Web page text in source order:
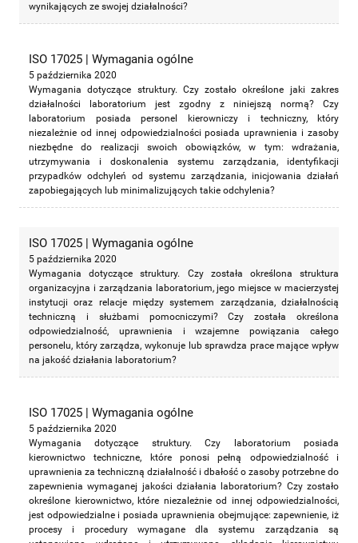
wynikających ze swojej działalności?
ISO 17025 | Wymagania ogólne
5 października 2020
Wymagania dotyczące struktury. Czy zostało określone jaki zakres
działalności laboratorium jest zgodny z niniejszą normą? Czy
laboratorium posiada personel kierowniczy i techniczny, który
niezależnie od innej odpowiedzialności posiada uprawnienia i zasoby
niezbędne do realizacji swoich obowiązków, w tym: wdrażania,
utrzymywania i doskonalenia systemu zarządzania, identyfikacji
przypadków odchyleń od systemu zarządzania, inicjowania działań
zapobiegających lub minimalizujących takie odchylenia?
ISO 17025 | Wymagania ogólne
5 października 2020
Wymagania dotyczące struktury. Czy została określona struktura
organizacyjna i zarządzania laboratorium, jego miejsce w macierzystej
instytucji oraz relacje między systemem zarządzania, działalnością
techniczną i służbami pomocniczymi? Czy została określona
odpowiedzialność, uprawnienia i wzajemne powiązania całego
personelu, który zarządza, wykonuje lub sprawdza prace mające wpływ
na jakość działania laboratorium?
ISO 17025 | Wymagania ogólne
5 października 2020
Wymagania dotyczące struktury. Czy laboratorium posiada
kierownictwo techniczne, które ponosi pełną odpowiedzialność i
uprawnienia za techniczną działalność i dbałość o zasoby potrzebne do
zapewnienia wymaganej jakości działania laboratorium? Czy zostało
określone kierownictwo, które niezależnie od innej odpowiedzialności,
jest odpowiedzialne i posiada uprawnienia obejmujące: zapewnienie, iż
procesy i procedury wymagane dla systemu zarządzania są